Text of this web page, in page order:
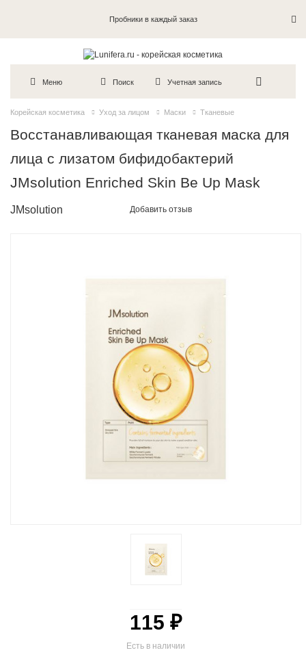
Пробники в каждый заказ
Меню Поиск Учетная запись
Корейская косметика Уход за лицом Маски Тканевые
Восстанавливающая тканевая маска для
лица с лизатом бифидобактерий
JMsolution Enriched Skin Be Up Mask
JMsolution Добавить отзыв
Есть в наличии
115 ₽